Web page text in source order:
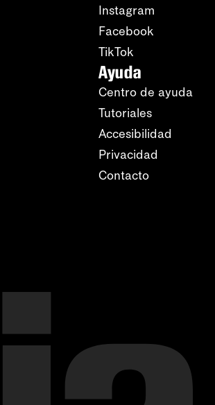
Instagram
Facebook
TikTok
Ayuda
Centro de ayuda
Tutoriales
Accesibilidad
Privacidad
Contacto